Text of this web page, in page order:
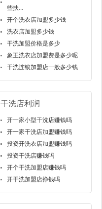
些扶...
开个洗衣店加盟多少钱
洗衣店加盟多少钱
干洗加盟价格是多少
象王洗衣店加盟费是多少呢
干洗连锁加盟店一般多少钱
干洗店利润
开一家小型干洗店赚钱吗
开一家干洗店加盟赚钱吗
投资开洗衣店加盟赚钱吗
投资干洗店赚钱吗
开个干洗加盟店赚钱吗
开干洗加盟店挣钱吗